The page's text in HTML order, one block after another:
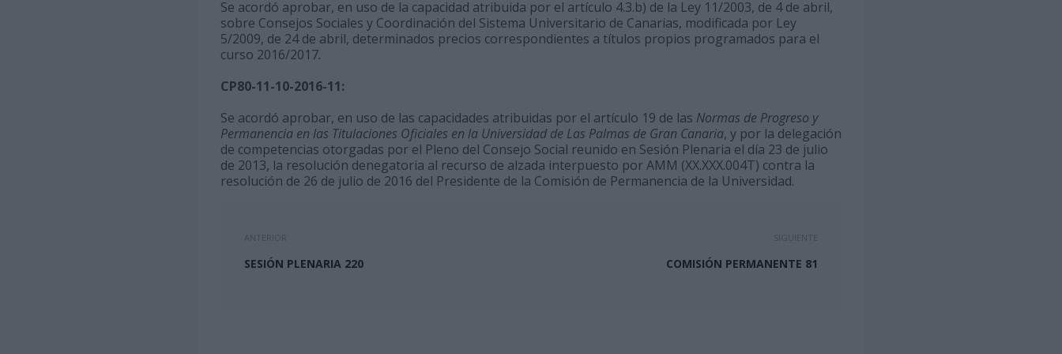
Se acordó aprobar, en uso de la capacidad atribuida por el artículo 4.3.b) de la Ley 11/2003, de 4 de abril,
sobre Consejos Sociales y Coordinación del Sistema Universitario de Canarias, modificada por Ley
5/2009, de 24 de abril, determinados precios correspondientes a títulos propios programados para el
curso 2016/2017.
CP80-11-10-2016-11:
Se acordó aprobar, en uso de las capacidades atribuidas por el artículo 19 de las Normas de Progreso y
Permanencia en las Titulaciones Oficiales en la Universidad de Las Palmas de Gran Canaria, y por la delegación
de competencias otorgadas por el Pleno del Consejo Social reunido en Sesión Plenaria el día 23 de julio
de 2013, la resolución denegatoria al recurso de alzada interpuesto por AMM (XX.XXX.004T) contra la
resolución de 26 de julio de 2016 del Presidente de la Comisión de Permanencia de la Universidad.
ANTERIOR
SESIÓN PLENARIA 220
SIGUIENTE
COMISIÓN PERMANENTE 81